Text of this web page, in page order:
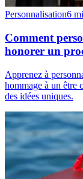
Personnalisation6
Comment
honorer un
Apprenez à
hommage à un être
des idées uniques.